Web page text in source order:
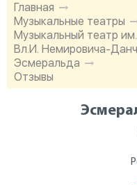
Главная
Музыкальные театры
Музыкальный театр
Вл.И. Немировича-
Эсмеральда
Отзывы